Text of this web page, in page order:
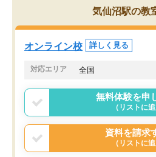
うちの子は、初回面談の講師の方で
オンラインツールを使用した単語帳
共有があり宿題もそちらで出される
でした。
言う事で講師変更の申し出があり
まりに短期での変更だった為、塾
う事にして退会しました。遅れも
戻せ、授業内容や講師の方は良か
と思います。
気仙沼駅の教
オンライン校 詳しく見る
対応エリア 全国
無料体験を申
（リストに
資料を請求
（リストに